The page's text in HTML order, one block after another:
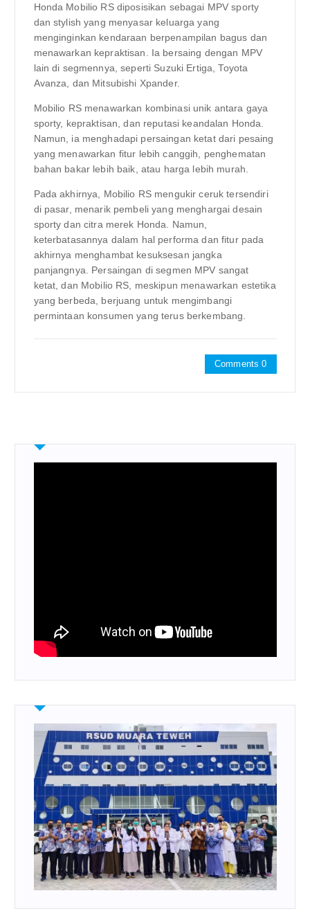
Honda Mobilio RS diposisikan sebagai MPV sporty
dan stylish yang menyasar keluarga yang
menginginkan kendaraan berpenampilan bagus dan
menawarkan kepraktisan. Ia bersaing dengan MPV
lain di segmennya, seperti Suzuki Ertiga, Toyota
Avanza, dan Mitsubishi Xpander.
Mobilio RS menawarkan kombinasi unik antara gaya
sporty, kepraktisan, dan reputasi keandalan Honda.
Namun, ia menghadapi persaingan ketat dari pesaing
yang menawarkan fitur lebih canggih, penghematan
bahan bakar lebih baik, atau harga lebih murah.
Pada akhirnya, Mobilio RS mengukir ceruk tersendiri
di pasar, menarik pembeli yang menghargai desain
sporty dan citra merek Honda. Namun,
keterbatasannya dalam hal performa dan fitur pada
akhirnya menghambat kesuksesan jangka
panjangnya. Persaingan di segmen MPV sangat
ketat, dan Mobilio RS, meskipun menawarkan estetika
yang berbeda, berjuang untuk mengimbangi
permintaan konsumen yang terus berkembang.
Comments 0